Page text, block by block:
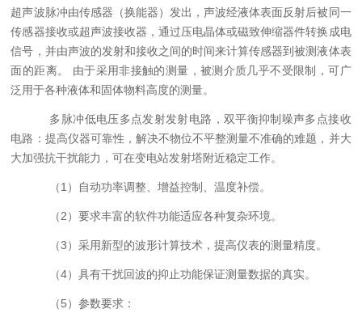
超声波脉冲由传感器（换能器）发出，声波经液体表面反射后被同一
传感器接收或超声波接收器，通过压电晶体或磁致伸缩器件转换成电
信号，并由声波的发射和接收之间的时间来计算传感器到被测液体表
面的距离。 由于采用非接触的测量，被测介质几乎不受限制，可广
泛用于各种液体和固体物料高度的测量。
多脉冲低电压多点发射发射电路，双平衡抑制噪声多点接收
电路：提高仪器可靠性，解决不物位不平整测量不准确的难题，并大
大加强抗干扰能力，可在变电站发射塔附近稳定工作。
（1 ）自动功率调整、增益控制、温度补偿。
（2）要求丰富的软件功能适应各种复杂环境。
（3）采用新型的波形计算技术，提高仪表的测量精度。
（4）具有干扰回波的抑止功能保证测量数据的真实。
（5）参数要求：